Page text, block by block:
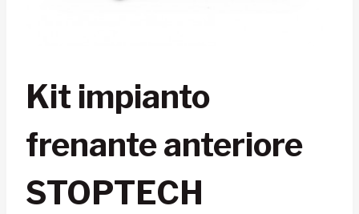
Kit impianto
frenante anteriore
STOPTECH